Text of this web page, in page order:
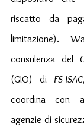
riscatto da
limitazione).
consulenza del
(GIO) di FS-ISAC
coordina con
agenzie di